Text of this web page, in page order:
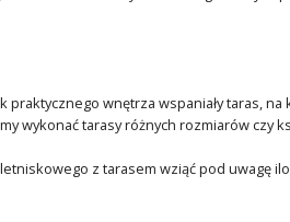
wnętrza wspaniały taras,
wykonać tarasy różnych rozmiarów czy
z tarasem wziąć pod uwagę